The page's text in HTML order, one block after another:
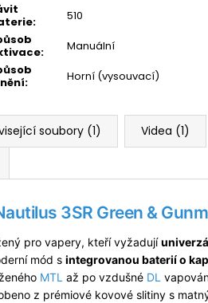
:
510
:
Manuální
: Horní (vysouvací)
soubory (1) Videa (1)
3SR Green &
pro vapery, kteří vyžadují
mód s integrovanou baterií o
MTL až po vzdušné DL
z prémiové kovové slitiny s